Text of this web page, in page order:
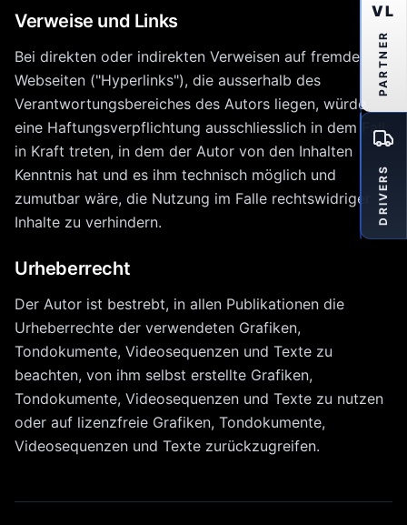
Verweise und Links
Bei direkten oder indirekten Verweisen auf fremde
Webseiten ("Hyperlinks"), die ausserhalb des
Verantwortungsbereiches des Autors liegen, würde
eine Haftungsverpflichtung ausschliesslich in dem Fall
in Kraft treten, in dem der Autor von den Inhalten
Kenntnis hat und es ihm technisch möglich und
zumutbar wäre, die Nutzung im Falle rechtswidriger
Inhalte zu verhindern.
Urheberrecht
Der Autor ist bestrebt, in allen Publikationen die
Urheberrechte der verwendeten Grafiken,
Tondokumente, Videosequenzen und Texte zu
beachten, von ihm selbst erstellte Grafiken,
Tondokumente, Videosequenzen und Texte zu nutzen
oder auf lizenzfreie Grafiken, Tondokumente,
Videosequenzen und Texte zurückzugreifen.
VL
PARTNER
DRIVERS